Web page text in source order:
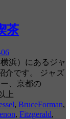
茶
浜）にあるジャ
介です。 ジャズ
、京都の
上
, BruceForman,
, Fitzgerald,